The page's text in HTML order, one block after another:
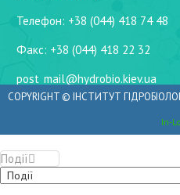
Телефон: +38 (044) 418 74 48
Факс: +38 (044) 418 22 32
post_mail@hydrobio.kiev.ua
COPYRIGHT © ІНСТИТУТ
In-
Події